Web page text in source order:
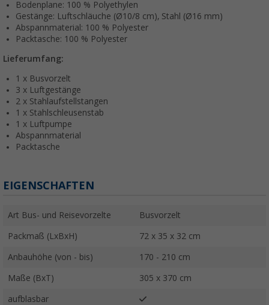
Bodenplane: 100 % Polyethylen
Gestänge: Luftschläuche (Ø10/8 cm), Stahl (Ø16 mm)
Abspannmaterial: 100 % Polyester
Packtasche: 100 % Polyester
Lieferumfang:
1 x Busvorzelt
3 x Luftgestänge
2 x Stahlaufstellstangen
1 x Stahlschleusenstab
1 x Luftpumpe
Abspannmaterial
Packtasche
EIGENSCHAFTEN
Art Bus- und Reisevorzelte Busvorzelt
Packmaß (LxBxH) 72 x 35 x 32 cm
Anbauhöhe (von - bis) 170 - 210 cm
Maße (BxT) 305 x 370 cm
aufblasbar